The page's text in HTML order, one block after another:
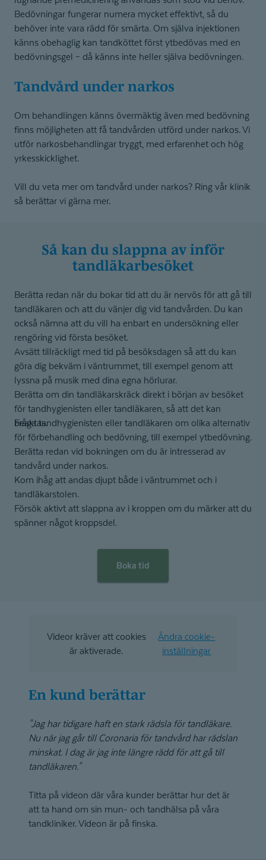
Bedövningar fungerar numera mycket effektivt, så du
behöver inte vara rädd för smärta. Om själva injektionen
känns obehaglig kan tandköttet först ytbedövas med en
bedövningsgel – då känns inte heller själva bedövningen.
Tandvård under narkos
Om behandlingen känns övermäktig även med bedövning
finns möjligheten att få tandvården utförd under narkos. Vi
utför narkosbehandlingar tryggt, med erfarenhet och hög
yrkesskicklighet.
Vill du veta mer om tandvård under narkos? Ring vår klinik
så berättar vi gärna mer.
Så kan du slappna av inför
tandläkar­besöket
Berätta redan när du bokar tid att du är nervös för att gå till
tandläkaren och att du vänjer dig vid tandvården. Du kan
också nämna att du vill ha enbart en undersökning eller
rengöring vid första besöket.
Avsätt tillräckligt med tid på besöksdagen så att du kan
göra dig bekväm i väntrummet, till exempel genom att
lyssna på musik med dina egna hörlurar.
Berätta om din tandläkarskräck direkt i början av besöket
för tandhygienisten eller tandläkaren, så att det kan
beaktas.
Fråga tandhygienisten eller tandläkaren om olika alternativ
för förbehandling och bedövning, till exempel ytbedövning.
Berätta redan vid bokningen om du är intresserad av
tandvård under narkos.
Kom ihåg att andas djupt både i väntrummet och i
tandläkarstolen.
Försök aktivt att slappna av i kroppen om du märker att du
spänner något kroppsdel.
Boka tid
Videor kräver att cookies
är aktiverade.
Ändra cookie-
inställningar
En kund berättar
"Jag har tidigare haft en stark rädsla för tandläkare.
Nu när jag går till Coronaria för tandvård har rädslan
minskat. I dag är jag inte längre rädd för att gå till
tandläkaren."
Titta på videon där våra kunder berättar hur det är
att ta hand om sin mun- och tandhälsa på våra
tandkliniker. Videon är på finska.